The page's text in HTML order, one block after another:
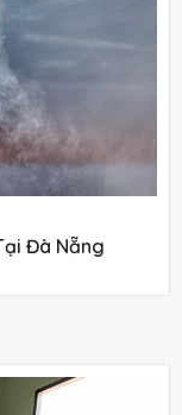
Đà Nẵng